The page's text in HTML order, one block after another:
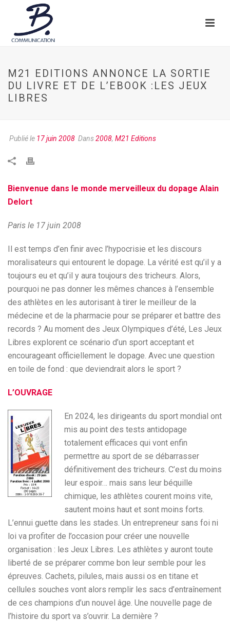
M21 EDITIONS ANNONCE LA SORTIE
DU LIVRE ET DE L’EBOOK :LES JEUX
LIBRES
Publié le 17 juin 2008 Dans2008, M21 Editions
Bienvenue dans le monde merveilleux du dopage Alain
Delort
Paris le 17 juin 2008
Il est temps d’en finir avec l’hypocrisie et les discours
moralisateurs qui entourent le dopage. La vérité est qu’il y a
toujours eu et qu’il y aura toujours des tricheurs. Alors,
pourquoi ne pas donner les mêmes chances à l’ensemble
des athlètes en les autorisant à tirer le meilleur de la
médecine et de la pharmacie pour se préparer et battre des
records ? Au moment des Jeux Olympiques d’été, Les Jeux
Libres explorent ce scénario d’un sport acceptant et
encourageant officiellement le dopage. Avec une question
en toile de fond : que deviendrait alors le sport ?
L’OUVRAGE
En 2024, les dirigeants du sport mondial ont
mis au point des tests antidopage
totalement efficaces qui vont enfin
permettre au sport de se débarrasser
définitivement des tricheurs. C’est du moins
leur espoir… mais sans leur béquille
chimique, les athlètes courent moins vite,
sautent moins haut et sont moins forts.
L’ennui guette dans les stades. Un entrepreneur sans foi ni
loi va profiter de l’occasion pour créer une nouvelle
organisation : les Jeux Libres. Les athlètes y auront toute
liberté de se préparer comme bon leur semble pour les
épreuves. Cachets, pilules, mais aussi os en titane et
cellules souches vont alors remplir les sacs d’entraînement
de ces champions d’un nouvel âge. Une nouvelle page de
l’histoire du sport va s’ouvrir. La dernière ?